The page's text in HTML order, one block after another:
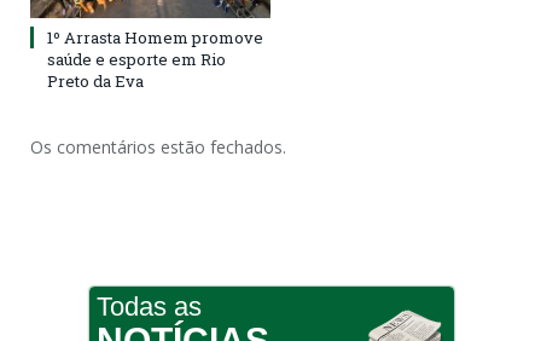
1º Arrasta Homem promove
saúde e esporte em Rio
Preto da Eva
Os comentários estão fechados.
Todas as